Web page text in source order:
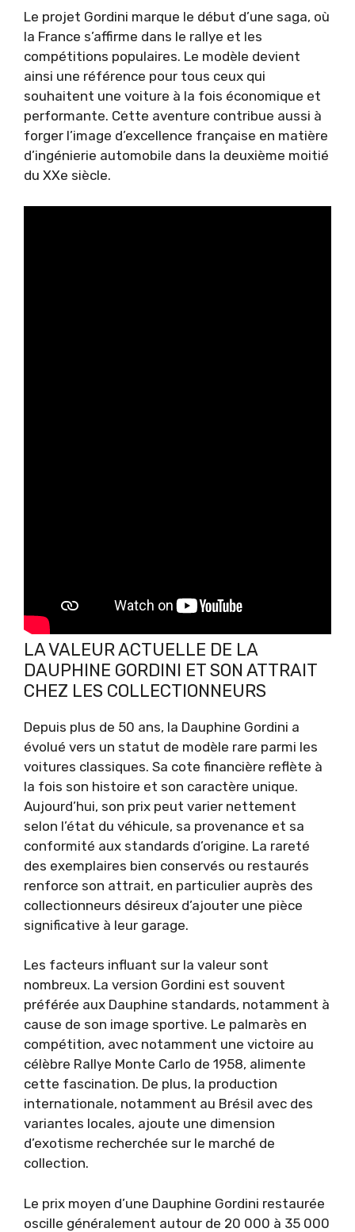
Le projet Gordini marque le début d’une saga, où
la France s’affirme dans le rallye et les
compétitions populaires. Le modèle devient
ainsi une référence pour tous ceux qui
souhaitent une voiture à la fois économique et
performante. Cette aventure contribue aussi à
forger l’image d’excellence française en matière
d’ingénierie automobile dans la deuxième moitié
du XXe siècle.
LA VALEUR ACTUELLE DE LA
DAUPHINE GORDINI ET SON ATTRAIT
CHEZ LES COLLECTIONNEURS
Depuis plus de 50 ans, la Dauphine Gordini a
évolué vers un statut de modèle rare parmi les
voitures classiques. Sa cote financière reflète à
la fois son histoire et son caractère unique.
Aujourd’hui, son prix peut varier nettement
selon l’état du véhicule, sa provenance et sa
conformité aux standards d’origine. La rareté
des exemplaires bien conservés ou restaurés
renforce son attrait, en particulier auprès des
collectionneurs désireux d’ajouter une pièce
significative à leur garage.
Les facteurs influant sur la valeur sont
nombreux. La version Gordini est souvent
préférée aux Dauphine standards, notamment à
cause de son image sportive. Le palmarès en
compétition, avec notamment une victoire au
célèbre Rallye Monte Carlo de 1958, alimente
cette fascination. De plus, la production
internationale, notamment au Brésil avec des
variantes locales, ajoute une dimension
d’exotisme recherchée sur le marché de
collection.
Le prix moyen d’une Dauphine Gordini restaurée
oscille généralement autour de 20 000 à 35 000